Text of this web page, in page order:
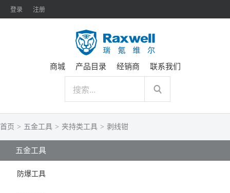
登录 注册
商城 产品目录 经销商 联系我们
首页 > 五金工具 > 夹持类工具 > 剥线钳
五金工具
防爆工具